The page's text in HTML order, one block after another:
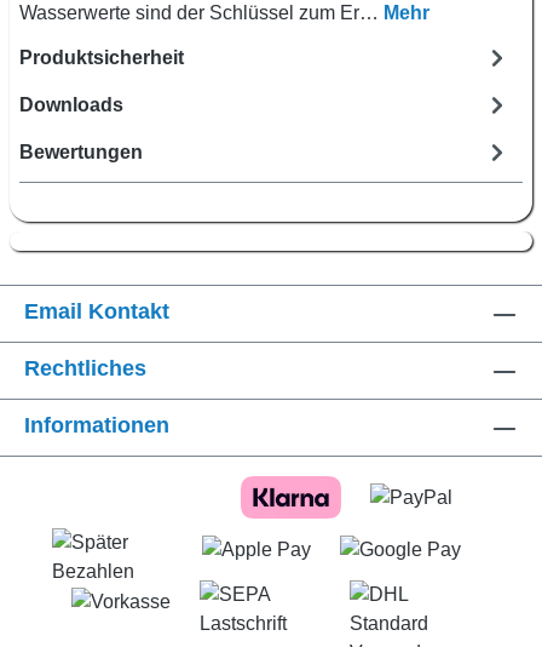
Wasserwerte sind der Schlüssel zum Er… Mehr
Produktsicherheit
Downloads
Bewertungen
Email Kontakt
Rechtliches
Informationen